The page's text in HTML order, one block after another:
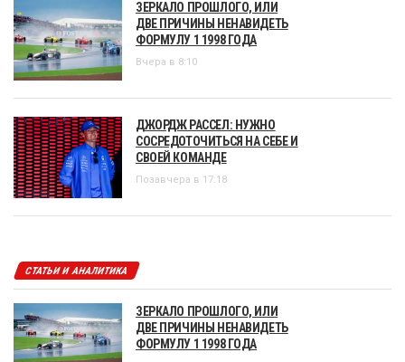
ЗЕРКАЛО ПРОШЛОГО, ИЛИ
ДВЕ ПРИЧИНЫ НЕНАВИДЕТЬ
ФОРМУЛУ 1 1998 ГОДА
Вчера в 8:10
ДЖОРДЖ РАССЕЛ: НУЖНО
СОСРЕДОТОЧИТЬСЯ НА СЕБЕ И
СВОЕЙ КОМАНДЕ
Позавчера в 17:18
СТАТЬИ И АНАЛИТИКА
ЗЕРКАЛО ПРОШЛОГО, ИЛИ
ДВЕ ПРИЧИНЫ НЕНАВИДЕТЬ
ФОРМУЛУ 1 1998 ГОДА